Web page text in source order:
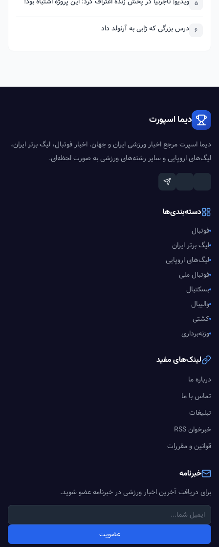
5
6 درس بزرگی که ژابی به آرنولد داد
دیما اسپورت
دیما اسپرت مرجع اخبار ورزشی ایران و جهان. اخبار فوتبال، لیگ برتر ایران،
لیگ‌های اروپایی و سایر رشته‌های ورزشی به صورت لحظه‌ای.
دسته‌بندی‌ها
فوتبال
لیگ برتر ایران
لیگ‌های اروپایی
فوتبال ملی
بسکتبال
والیبال
کشتی
وزنه‌برداری
لینک‌های مفید
درباره ما
تماس با ما
تبلیغات
خبرخوان RSS
قوانین و مقررات
خبرنامه
برای دریافت آخرین اخبار ورزشی در خبرنامه عضو شوید.
عضویت